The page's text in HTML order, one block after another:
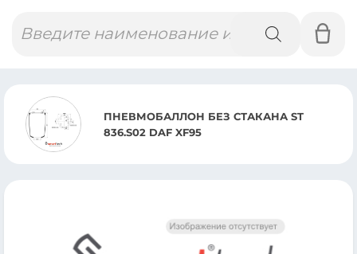
товаров
БЕЗ СТАКАНА ST
DAF XF95